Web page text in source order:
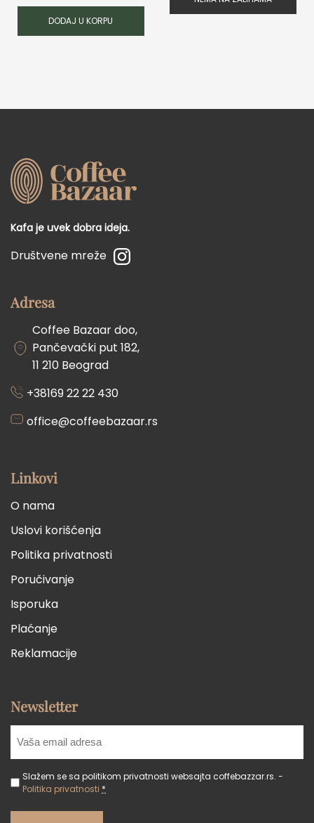
DODAJ U KORPU
Kafa je uvek dobra ideja.
Društvene mreže
Adresa
Coffee Bazaar doo,
Pančevački put 182,
11 210 Beograd
+38169 22 22 430
office@coffeebazaar.rs
Linkovi
O nama
Uslovi korišćenja
Politika privatnosti
Poručivanje
Isporuka
Plaćanje
Reklamacije
Newsletter
Slažem se sa politikom privatnosti websajta coffebazzar.rs. -
Politika privatnosti *